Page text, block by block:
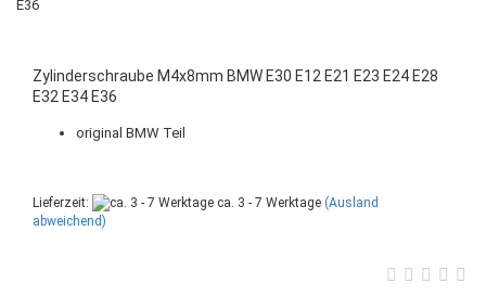
Zylinderschraube M4x8mm BMW E30 E12 E21 E23 E24 E28
E32 E34 E36
original BMW Teil
Lieferzeit: ca. 3 - 7 Werktage (Ausland
abweichend)